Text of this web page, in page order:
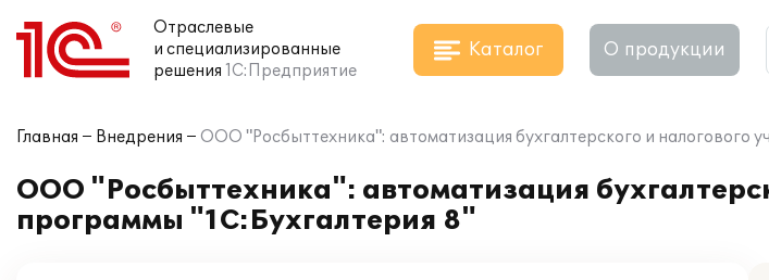
Отраслевые
и специализированные
решения 1С:Предприятие
Каталог О продукции
Главная Внедрения ООО "Росбыттехника": автоматизация бухгалтерского и налогового
ООО "Росбыттехника": автоматизация
программы "1С:Бухгалтерия 8"